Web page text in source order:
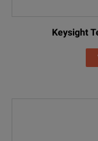
Keysight